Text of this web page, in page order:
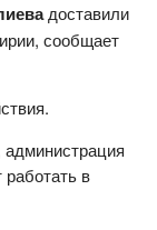
доставили
сообщает
в